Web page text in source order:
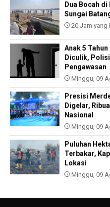
Dua Bocah
Sungai
20 Jam yang
Anak 5
Diculik,
Pengawasan
Minggu, 09
Presisi
Digelar,
Nasional
Minggu, 09
Puluhan
Terbakar,
Lokasi
Minggu, 09